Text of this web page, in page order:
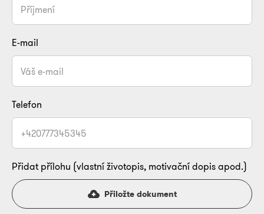
E-mail
Telefon
Přidat přílohu (vlastní životopis, motivační dopis apod.)
Přiložte dokument